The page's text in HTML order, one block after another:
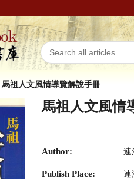
馬祖人文風情導覽解說手冊
馬祖人文風情
Author: 連
Publish Place: 連